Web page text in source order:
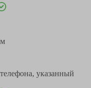
указанный